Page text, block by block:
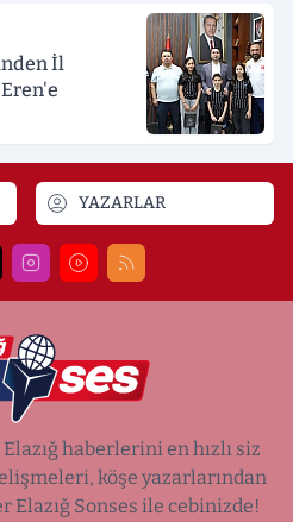
İl
YAZARLAR
haberlerini en hızlı siz
köşe yazarlarından
Elazığ Sonses ile cebinizde!